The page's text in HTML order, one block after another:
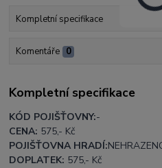
Kompletní specifikace
Komentáře 0
Kompletní specifikace
KÓD POJIŠŤOVNY:-
CENA: 575,- Kč
POJIŠŤOVNA HRADÍ:
DOPLATEK: 575,- Kč